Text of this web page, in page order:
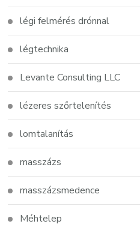
légi felmérés drónnal
légtechnika
Levante Consulting LLC
lézeres szőrtelenítés
lomtalanítás
masszázs
masszázsmedence
Méhtelep